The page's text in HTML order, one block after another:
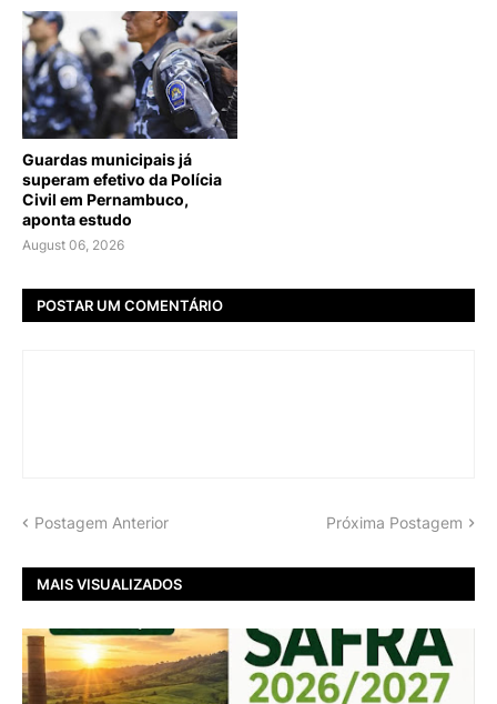
Guardas municipais já
superam efetivo da Polícia
Civil em Pernambuco,
aponta estudo
August 06, 2026
POSTAR UM COMENTÁRIO
Postagem Anterior Próxima Postagem
MAIS VISUALIZADOS